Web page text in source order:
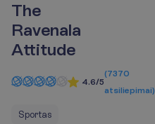
The
Ravenala
Attitude
4.6/5
(7370
atsiliepimai)
Sportas